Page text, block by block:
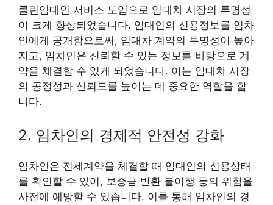
클린임대인 서비스 도입으로 임대차 시장의 투명성
이 크게 향상되었습니다. 임대인의 신용정보를 임차
인에게 공개함으로써, 임대차 계약의 투명성이 높아
지고, 임차인은 신뢰할 수 있는 정보를 바탕으로 계
약을 체결할 수 있게 되었습니다. 이는 임대차 시장
의 공정성과 신뢰도를 높이는 데 중요한 역할을 합
니다.
2. 임차인의 경제적 안전성 강화
임차인은 전세계약을 체결할 때 임대인의 신용상태
를 확인할 수 있어, 보증금 반환 불이행 등의 위험을
사전에 예방할 수 있습니다. 이를 통해 임차인의 경